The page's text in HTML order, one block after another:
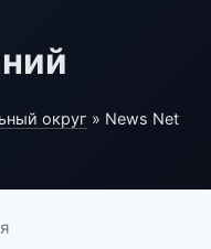
округ » News Net